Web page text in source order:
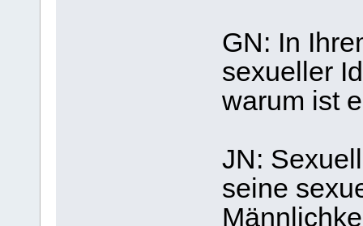
GN: In
sexueller
warum ist
JN:
seine